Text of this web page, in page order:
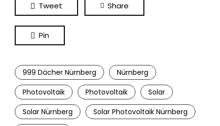
Tweet Share
Pin
999 Dächer Nürnberg
Nürnberg
Photovoltaik
Photovoltaik
Solar
Solar Nürnberg
Solar Photovoltaik Nürnberg